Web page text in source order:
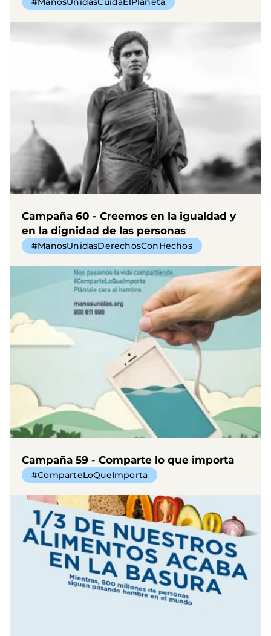
Campaña 60 - Creemos en la igualdad y
en la dignidad de las personas
#ManosUnidasDerechosConHechos
Campaña 59 - Comparte lo que importa
#ComparteLoQueImporta